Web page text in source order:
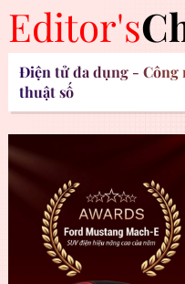
Editor's
Điện tử đa dụng - Công
thuật số